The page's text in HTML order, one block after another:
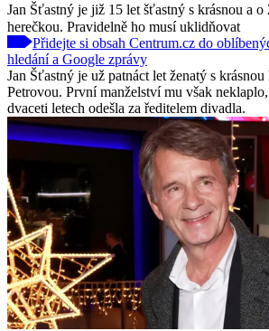
Jan Šťastný je již 15 let šťastný s krásnou a o
herečkou. Pravidelně ho musí uklidňovat
Přidejte si obsah Centrum.cz do
hledání a Google zprávy
Jan Šťastný je už patnáct let ženatý s
Petrovou. První manželství mu však
dvaceti letech odešla za ředitelem divadla.